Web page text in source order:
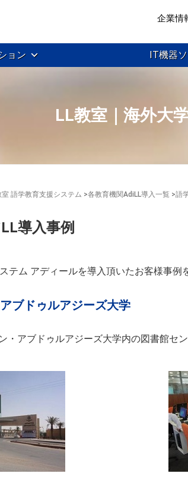
企業情
ョン IT機器
LL教室｜海外大
室 語学教育支援システム >各教育機関AdiLL導入一覧 >語
導入事例
テム アディールを導入頂いたお客様事例
ブドゥルアジーズ大学
・アブドゥルアジーズ大学内の図書館セ